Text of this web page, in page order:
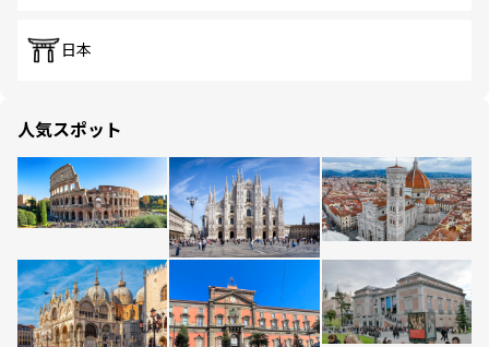
日本
人気スポット